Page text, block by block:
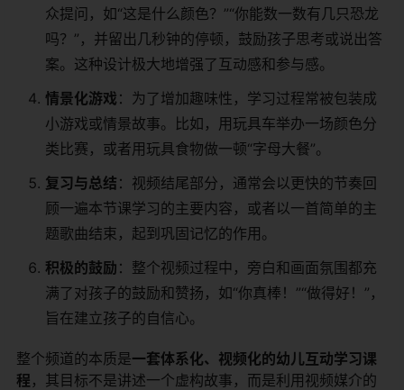
众提问，如“这是什么颜色？”“你能数一数有几只恐龙
吗？”，并留出几秒钟的停顿，鼓励孩子思考或说出答
案。这种设计极大地增强了互动感和参与感。
情景化游戏 ：为了增加趣味性，学习过程常被包装成
小游戏或情景故事。比如，用玩具车举办一场颜色分
类比赛，或者用玩具食物做一顿“字母大餐”。
复习与总结 ：视频结尾部分，通常会以更快的节奏回
顾一遍本节课学习的主要内容，或者以一首简单的主
题歌曲结束，起到巩固记忆的作用。
积极的鼓励 ：整个视频过程中，旁白和画面氛围都充
满了对孩子的鼓励和赞扬，如“你真棒！”“做得好！”，
旨在建立孩子的自信心。
整个频道的本质是一套体系化、视频化的幼儿互动学习课
程 ，其目标不是讲述一个虚构故事，而是利用视频媒介的